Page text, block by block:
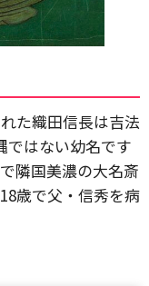
た織田信長は吉法
ではない幼名です
隣国美濃の大名斎
歳で父・信秀を病